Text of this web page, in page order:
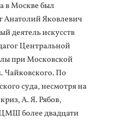
в Москве был
Анатолий Яковлевич
деятель искусств
Центральной
при Московской
Чайковского. По
суда, несмотря на
А. Я. Рябов,
более двадцати